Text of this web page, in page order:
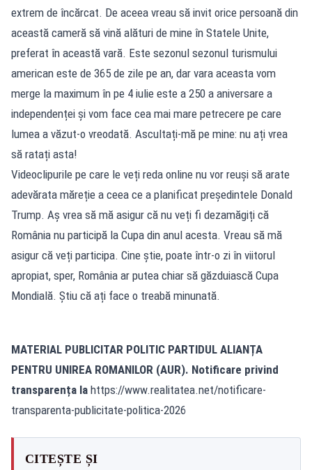
extrem de încărcat. De aceea vreau să invit orice persoană din
această cameră să vină alături de mine în Statele Unite,
preferat în această vară. Este sezonul sezonul turismului
american este de 365 de zile pe an, dar vara aceasta vom
merge la maximum în pe 4 iulie este a 250 a aniversare a
independenței și vom face cea mai mare petrecere pe care
lumea a văzut-o vreodată. Ascultați-mă pe mine: nu ați vrea
să ratați asta!
Videoclipurile pe care le veți reda online nu vor reuși să arate
adevărata măreție a ceea ce a planificat președintele Donald
Trump. Aș vrea să mă asigur că nu veți fi dezamăgiți că
România nu participă la Cupa din anul acesta. Vreau să mă
asigur că veți participa. Cine știe, poate într-o zi în viitorul
apropiat, sper, România ar putea chiar să găzduiască Cupa
Mondială. Știu că ați face o treabă minunată.
MATERIAL PUBLICITAR POLITIC PARTIDUL ALIANȚA
PENTRU UNIREA ROMANILOR (AUR). Notificare privind
transparența la https://www.realitatea.net/notificare-
transparenta-publicitate-politica-2026
CITEȘTE ȘI